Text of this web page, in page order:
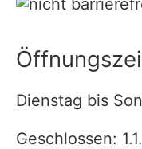
Dienstag bis
Geschlossen: